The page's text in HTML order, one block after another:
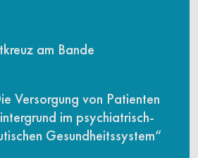
am Bande
Versorgung von Patienten
im psychiatrisch-
Gesundheitssystem“